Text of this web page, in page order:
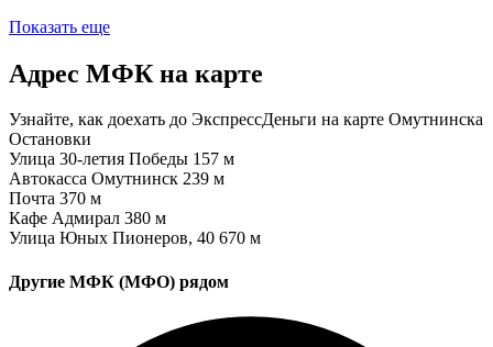
Показать еще
Адрес МФК на карте
Узнайте, как доехать до ЭкспрессДеньги на карте Омутнинска
Остановки
Улица 30-летия Победы 157 м
Автокасса Омутнинск 239 м
Почта 370 м
Кафе Адмирал 380 м
Улица Юных Пионеров, 40 670 м
Другие МФК (МФО) рядом